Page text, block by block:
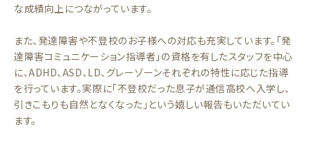
な成績向上につながっています。
また、発達障害や不登校のお子様への対応も充実しています。「発
達障害コミュニケーション指導者」の資格を有したスタッフを中心
に、ADHD、ASD、LD、グレーゾーンそれぞれの特性に応じた指導
を行っています。実際に「不登校だった息子が通信高校へ入学し、
引きこもりも自然となくなった」という嬉しい報告もいただいてい
ます。